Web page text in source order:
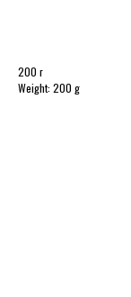
200 г
Weight: 200 g